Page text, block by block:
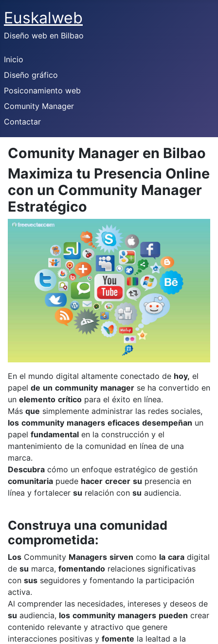
Euskalweb
Diseño web en Bilbao
Inicio
Diseño gráfico
Posiconamiento web
Comunity Manager
Contactar
Comunity Manager en Bilbao
Maximiza tu Presencia Online
con un Community Manager
Estratégico
En el mundo digital altamente conectado de hoy, el
papel de un community manager se ha convertido en
un elemento crítico para el éxito en línea.
Más que simplemente administrar las redes sociales,
los community managers eficaces desempeñan un
papel fundamental en la construcción y el
mantenimiento de la comunidad en línea de una
marca.
Descubra cómo un enfoque estratégico de gestión
comunitaria puede hacer crecer su presencia en
línea y fortalecer su relación con su audiencia.
Construya una comunidad
comprometida:
Los Community Managers sirven como la cara digital
de su marca, fomentando relaciones significativas
con sus seguidores y fomentando la participación
activa.
Al comprender las necesidades, intereses y deseos de
su audiencia, los community managers pueden crear
contenido relevante y atractivo que genere
interacciones positivas y fomente la lealtad a la